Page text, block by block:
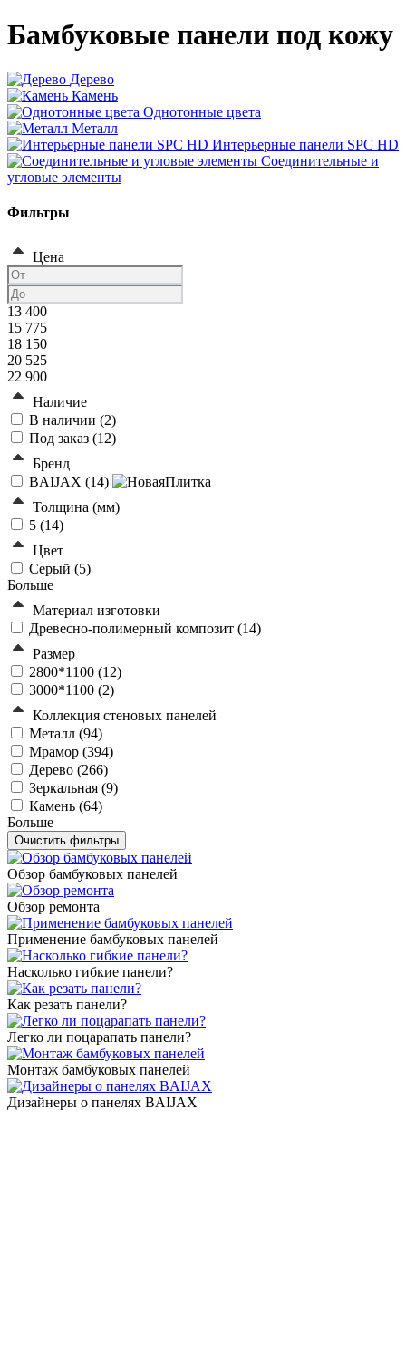
Бамбуковые панели под кожу
Дерево
Камень
Однотонные цвета
Металл
Интерьерные панели SPC HD
Соединительные и
угловые элементы
Фильтры
Цена
13 400
15 775
18 150
20 525
22 900
Наличие
В наличии (2)
Под заказ (12)
Бренд
BAIJAX (14)
Толщина (мм)
5 (14)
Цвет
Серый (5)
Больше
Материал изготовки
Древесно-полимерный композит (14)
Размер
2800*1100 (12)
3000*1100 (2)
Коллекция стеновых панелей
Металл (94)
Мрамор (394)
Дерево (266)
Зеркальная (9)
Камень (64)
Больше
Обзор бамбуковых панелей
Обзор ремонта
Применение бамбуковых панелей
Насколько гибкие панели?
Как резать панели?
Легко ли поцарапать панели?
Монтаж бамбуковых панелей
Дизайнеры о панелях BAIJAX